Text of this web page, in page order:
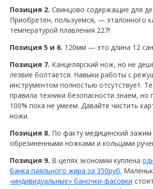
Позиция 2. Свинцово содержащие для
Приобретён, пользуемся, — эталонного
температурой плавления 227!
Позиция 5 и 6. 120мм — это длина 12
Позиция 7. Канцелярский нож, но не
лезвие болтается. Навыки работы с
инструментом полностью отсутствует.
правила техники безопасности знаем, но
100% пока не умеем. Давайте чистить
ножи.
Позиция 8. По факту медицинский зажим
обрезиненными ножками и кольцами
Позиция 9. В целях экономии куплена
банка паяльного жира за 350руб.
«индивидуальные» баночки-фасовки